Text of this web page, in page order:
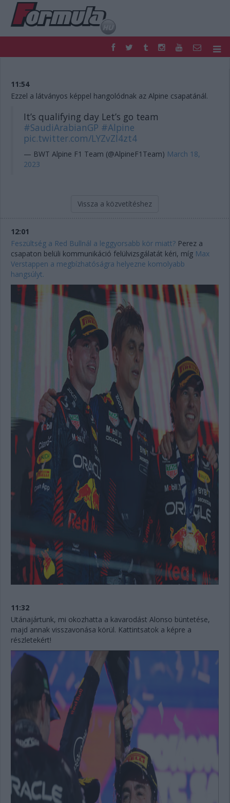
FORMULA
NEMZETKÖZI
HAZAI
PODCAST
SHOP
TIPPJÁTÉK
DIGITÁLIS MAGAZIN
PONTÁLLÁSOK
VERSENYNAPTÁRAK
11:54
Ezzel a látványos képpel hangolódnak az Alpine csapatánál.
It’s qualifying day Let’s go team
#SaudiArabianGP #Alpine
pic.twitter.com/LYZvZl4zt4
— BWT Alpine F1 Team (@AlpineF1Team) March 18,
2023
Vissza a közvetítéshez
12:01
Feszültség a Red Bullnál a leggyorsabb kör miatt? Perez a
csapaton belüli kommunikáció felülvizsgálatát kéri, míg Max
Verstappen a megbízhatóságra helyezne komolyabb
hangsúlyt.
11:32
Utánajártunk, mi okozhatta a kavarodást Alonso büntetése,
majd annak visszavonása körül. Kattintsatok a képre a
részletekért!